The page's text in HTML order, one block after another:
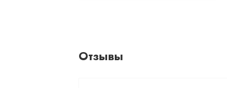
Отзывы